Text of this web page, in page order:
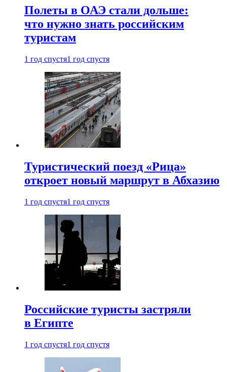
Полеты в ОАЭ стали дольше:
что нужно знать российским
туристам
1 год спустя1 год спустя
Туристический поезд «Рица»
откроет новый маршрут в Абхазию
1 год спустя1 год спустя
Российские туристы застряли
в Египте
1 год спустя1 год спустя